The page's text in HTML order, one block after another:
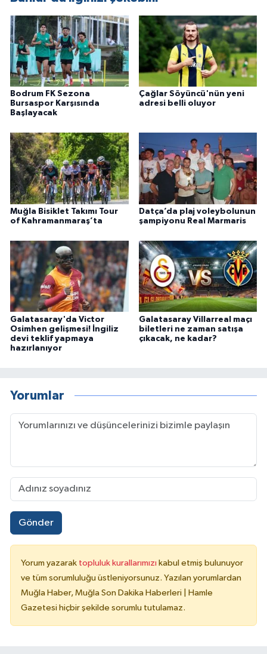
Bodrum FK Sezona
Bursaspor Karşısında
Başlayacak
Çağlar Söyüncü'nün yeni
adresi belli oluyor
Muğla Bisiklet Takımı Tour
of Kahramanmaraş’ta
Datça’da plaj voleybolunun
şampiyonu Real Marmaris
Galatasaray'da Victor
Osimhen gelişmesi! İngiliz
devi teklif yapmaya
hazırlanıyor
Galatasaray Villarreal maçı
biletleri ne zaman satışa
çıkacak, ne kadar?
Yorumlar
Gönder
Yorum yazarak topluluk kurallarımızı kabul etmiş bulunuyor
ve tüm sorumluluğu üstleniyorsunuz. Yazılan yorumlardan
Muğla Haber, Muğla Son Dakika Haberleri | Hamle
Gazetesi hiçbir şekilde sorumlu tutulamaz.